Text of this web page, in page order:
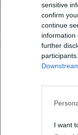
sensitive
confirm
continue
information
further
I want
socker, vetemjöl,